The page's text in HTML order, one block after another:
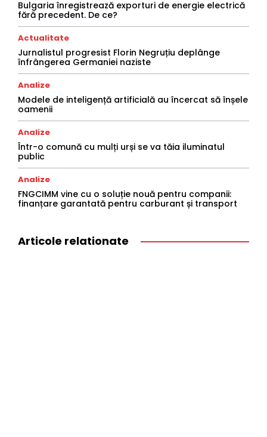
Bulgaria înregistrează exporturi de energie electrică
fără precedent. De ce?
Actualitate
Jurnalistul progresist Florin Negruțiu deplânge
înfrângerea Germaniei naziste
Analize
Modele de inteligență artificială au încercat să înșele
oamenii
Analize
Într-o comună cu mulți urși se va tăia iluminatul
public
Analize
FNGCIMM vine cu o soluție nouă pentru companii:
finanțare garantată pentru carburant și transport
Articole relationate